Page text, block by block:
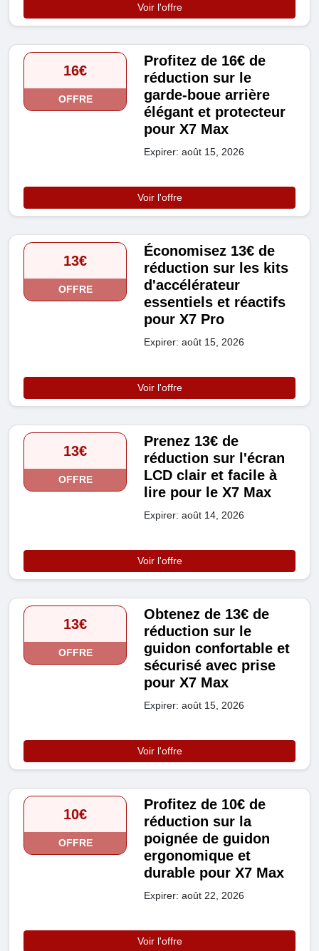
Voir l'offre
16€
OFFRE
Profitez de 16€ de
réduction sur le
garde-boue arrière
élégant et protecteur
pour X7 Max
Expirer: août 15, 2026
Voir l'offre
13€
OFFRE
Économisez 13€ de
réduction sur les kits
d'accélérateur
essentiels et réactifs
pour X7 Pro
Expirer: août 15, 2026
Voir l'offre
13€
OFFRE
Prenez 13€ de
réduction sur l'écran
LCD clair et facile à
lire pour le X7 Max
Expirer: août 14, 2026
Voir l'offre
13€
OFFRE
Obtenez de 13€ de
réduction sur le
guidon confortable et
sécurisé avec prise
pour X7 Max
Expirer: août 15, 2026
Voir l'offre
10€
OFFRE
Profitez de 10€ de
réduction sur la
poignée de guidon
ergonomique et
durable pour X7 Max
Expirer: août 22, 2026
Voir l'offre